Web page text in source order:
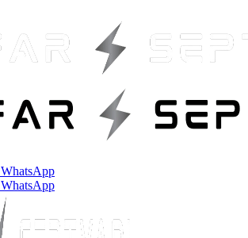
WhatsApp
WhatsApp